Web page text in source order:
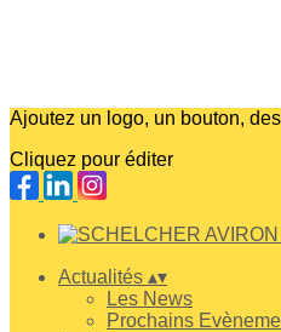
Ajoutez un logo, un bouton,
Cliquez pour éditer
Actualités ▴▾
Les News
Prochains